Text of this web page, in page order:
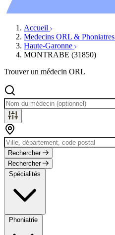
Accueil
Medecins ORL & Phoniatres
Haute-Garonne
MONTRABE (31850)
Trouver un médecin ORL
Rechercher
Rechercher
Spécialités
Phoniatrie